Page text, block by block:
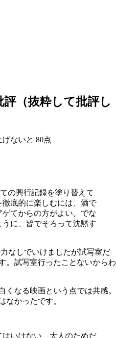
（抜粋して批評し
ないと 80点
の興行記録を塗り替えて
底的に楽しむには、酒で
てからの方がよい。でな
に、皆でそろって沈黙す
なしでいけましたが試写室だ
。試写室行ったことないからわ
くなる映画という点では共感。
なかったです。
いけない、大人のためだ